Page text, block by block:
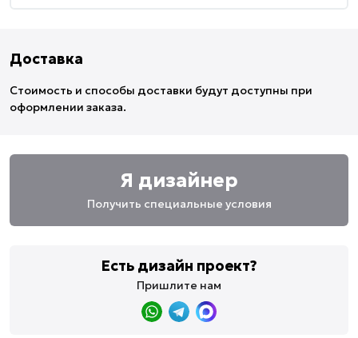
Доставка
Стоимость и способы доставки будут доступны при
оформлении заказа.
Я дизайнер
Получить специальные условия
Есть дизайн проект?
Пришлите нам